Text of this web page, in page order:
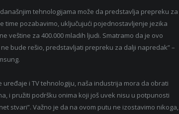
tehnologijama može da predstavlja prepreku za
time pozabavimo, uključujući pojednostavljenje jezika
veštine za 400.000 mladih ljudi. Smatramo da je ovo
bude rešio, predstavljati prepreku za dalji napredak” –
i TV tehnologiju, naša industrija mora da obrati
i pružiti podršku onima koji još uvek nisu u potpunosti
stvari”. Važno je da na ovom putu ne izostavimo nikoga,